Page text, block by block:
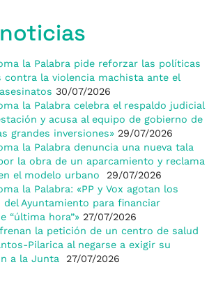
la Palabra pide reforzar las políticas
contra la violencia machista ante el
30/07/2026
la Palabra celebra el respaldo judicial
y acusa al equipo de gobierno de
grandes inversiones» 29/07/2026
la Palabra denuncia una nueva tala
la obra de un aparcamiento y reclama
el modelo urbano
29/07/2026
la Palabra: «PP y Vox agotan los
del Ayuntamiento para financiar
“última hora”» 27/07/2026
frenan la petición de un centro de salud
Pilarica al negarse a exigir su
a la Junta
27/07/2026